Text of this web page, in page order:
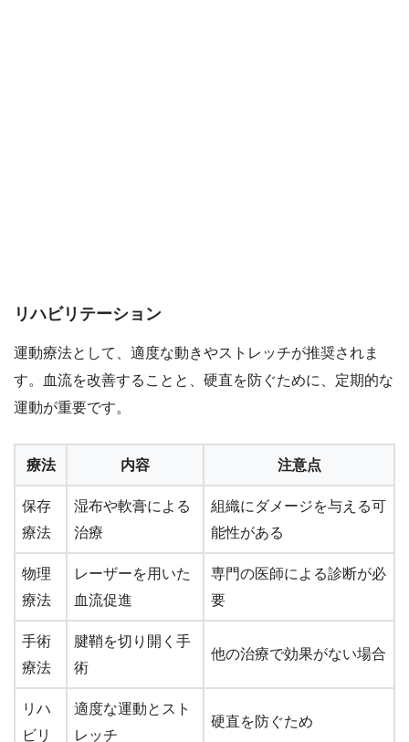
リハビリテーション
運動療法として、適度な動きやストレッチが推奨されま
す。血流を改善することと、硬直を防ぐために、定期的な
運動が重要です。
療法 内容 注意点
保存
療法
湿布や軟膏による
治療
組織にダメージを与える可
能性がある
物理
療法
レーザーを用いた
血流促進
専門の医師による診断が必
要
手術
療法
腱鞘を切り開く手
術
他の治療で効果がない場合
リハ
ビリ
適度な運動とスト
レッチ
硬直を防ぐため